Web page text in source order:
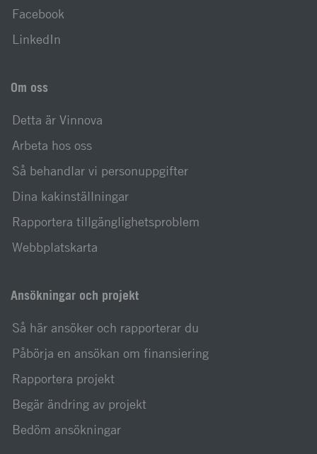
Facebook
LinkedIn
Om oss
Detta är Vinnova
Arbeta hos oss
Så behandlar vi personuppgifter
Dina kakinställningar
Rapportera tillgänglighetsproblem
Webbplatskarta
Ansökningar och projekt
Så här ansöker och rapporterar du
Påbörja en ansökan om finansiering
Rapportera projekt
Begär ändring av projekt
Bedöm ansökningar